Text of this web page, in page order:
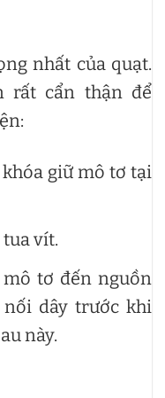
nhất của quạt.
rất cẩn thận để
giữ mô tơ tại
tua vít.
tơ đến nguồn
dây trước khi
này.